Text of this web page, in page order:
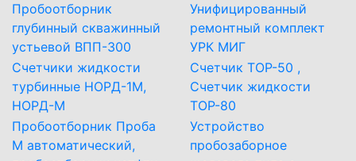
Пробоотборник
глубинный скважинный
устьевой ВПП-300
Унифицированный
ремонтный комплект
УРК МИГ
Счетчики жидкости
турбинные НОРД-1М,
НОРД-М
Счетчик ТОР-50 ,
Счетчик жидкости
ТОР-80
Пробоотборник Проба
М автоматический,
Устройство
пробозаборное